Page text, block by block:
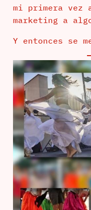
mi primera vez
marketing a
Y entonces se